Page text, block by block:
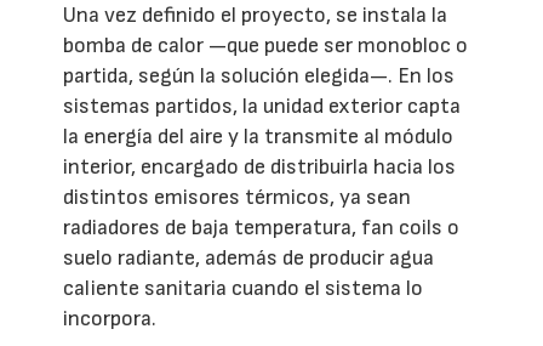
Una vez definido el proyecto, se instala la
bomba de calor —que puede ser monobloc o
partida, según la solución elegida—. En los
sistemas partidos, la unidad exterior capta
la energía del aire y la transmite al módulo
interior, encargado de distribuirla hacia los
distintos emisores térmicos, ya sean
radiadores de baja temperatura, fan coils o
suelo radiante, además de producir agua
caliente sanitaria cuando el sistema lo
incorpora.